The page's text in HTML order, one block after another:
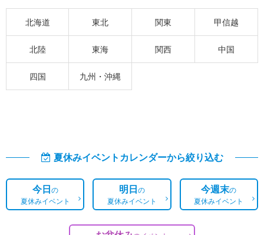
北海道 東北 関東 甲信越
北陸 東海 関西 中国
四国 九州・沖縄
夏休みイベントカレンダーから絞り込む
今日の
夏休みイベント
明日の
夏休みイベント
今週末の
夏休みイベント